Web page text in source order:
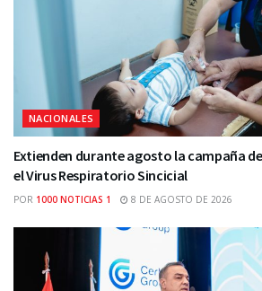
NACIONALES
Extienden durante agosto la campaña
el Virus Respiratorio Sincicial
POR 1000 NOTICIAS 1 8 DE AGOSTO DE 2026